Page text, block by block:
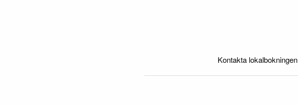
Kontakta lokalbokningen